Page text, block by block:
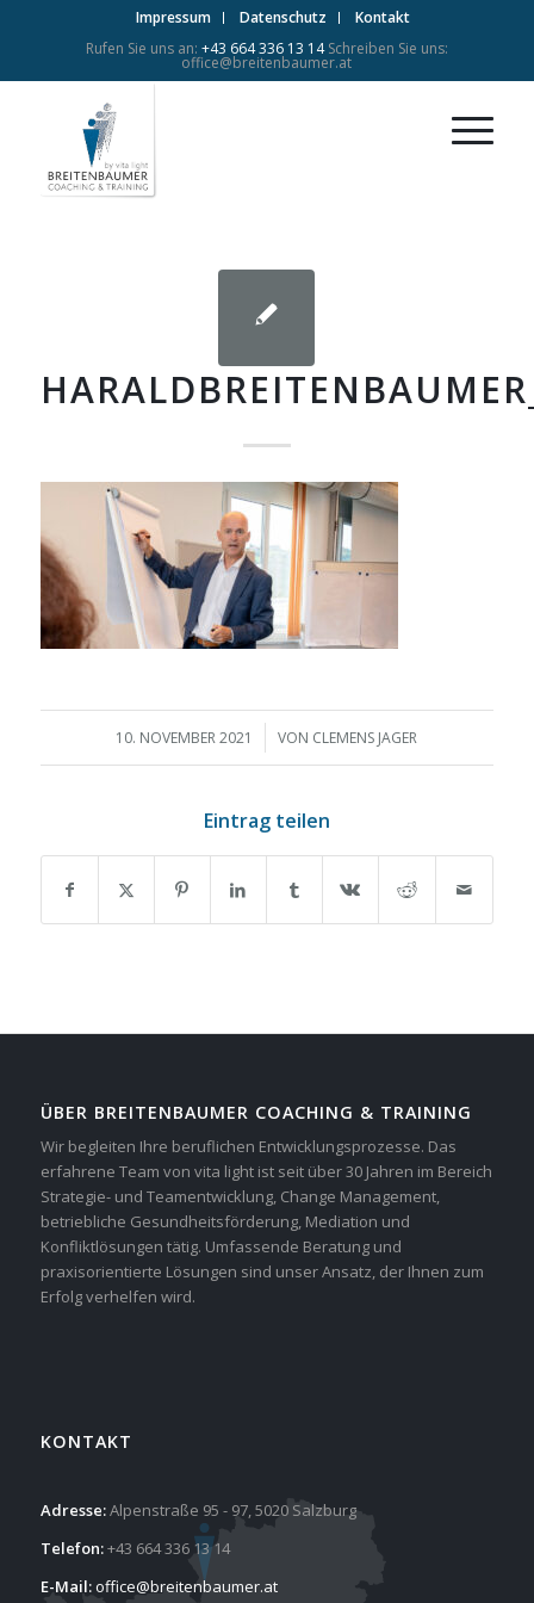
Impressum Datenschutz
Kontakt
Rufen Sie uns an: +43 664 336 13 14Schreiben Sie uns:
office@breitenbaumer.at
10. NOVEMBER 2021
/ VON CLEMENS JAGER
Eintrag teilen
ÜBER BREITENBAUMER COACHING & TRAINING
Wir begleiten Ihre beruflichen Entwicklungsprozesse. Das
erfahrene Team von vita light ist seit über 30 Jahren im Bereich
Strategie- und Teamentwicklung, Change Management,
betriebliche Gesundheitsförderung, Mediation und
Konfliktlösungen tätig. Umfassende Beratung und
praxisorientierte Lösungen sind unser Ansatz, der Ihnen zum
Erfolg verhelfen wird.
KONTAKT
Adresse:Alpenstraße 95 - 97, 5020 Salzburg
Telefon:+43 664 336 13 14
E-Mail:office@breitenbaumer.at